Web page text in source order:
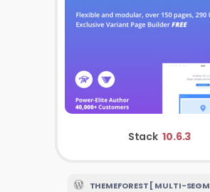
Stack 10.6.3
THEMEFOREST [ MULTI-